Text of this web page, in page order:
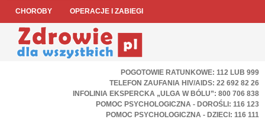
CHOROBY OPERACJE I ZABIEGI
POGOTOWIE RATUNKOWE: 112 LUB 999
TELEFON ZAUFANIA HIV/AIDS: 22 692 82 26
INFOLINIA EKSPERCKA „ULGA W BÓLU”: 800 706 838
POMOC PSYCHOLOGICZNA - DOROŚLI: 116 123
POMOC PSYCHOLOGICZNA - DZIECI: 116 111